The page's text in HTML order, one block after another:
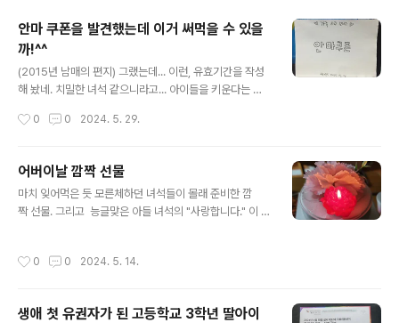
안마 쿠폰을 발견했는데 이거 써먹을 수 있을
까!^^
(2015년 남매의 편지) 그랬는데... 이런, 유효기간을 작성
해 놨네. 치밀한 녀석 같으니라고... 아이들을 키운다는 것
라줘서 고마운 내 아이들에게 그저 감사할 뿐입니다.^^
0 0 2024. 5. 29.
어버이날 깜짝 선물
마치 잊어먹은 듯 모른체하던 녀석들이 몰래 준비한 깜
짝 선물. 그리고 능글맞은 아들 녀석의 "사랑합니다." 이 맛
0 0 2024. 5. 14.
생애 첫 유권자가 된 고등학교 3학년 딸아이